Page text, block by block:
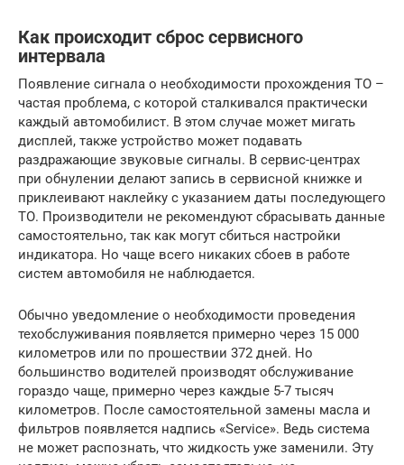
Как происходит сброс сервисного
интервала
Появление сигнала о необходимости прохождения ТО –
частая проблема, с которой сталкивался практически
каждый автомобилист. В этом случае может мигать
дисплей, также устройство может подавать
раздражающие звуковые сигналы. В сервис-центрах
при обнулении делают запись в сервисной книжке и
приклеивают наклейку с указанием даты последующего
ТО. Производители не рекомендуют сбрасывать данные
самостоятельно, так как могут сбиться настройки
индикатора. Но чаще всего никаких сбоев в работе
систем автомобиля не наблюдается.
Обычно уведомление о необходимости проведения
техобслуживания появляется примерно через 15 000
километров или по прошествии 372 дней. Но
большинство водителей производят обслуживание
гораздо чаще, примерно через каждые 5-7 тысяч
километров. После самостоятельной замены масла и
фильтров появляется надпись «Service». Ведь система
не может распознать, что жидкость уже заменили. Эту